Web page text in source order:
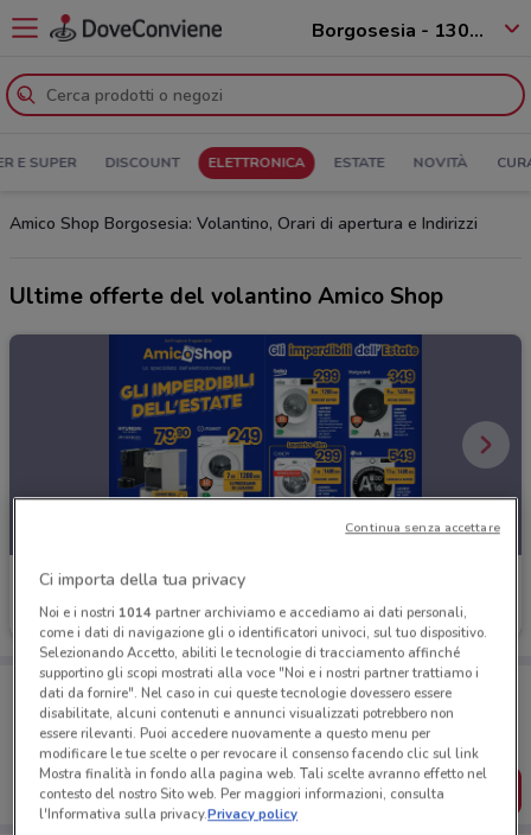
Borgosesia - 13011
E SUPER DISCOUNT ELETTRONICA ESTATE NOVITÀ
Amico Shop Borgosesia: Volantino, Orari di apertura e Indirizzi
Ultime offerte del volantino Amico Shop
Amico Shop
Scade il 31/08
Porta DoveConviene sempre con te!
Puoi trovare le migliori offerte dei negozi vicino a te,
salvarle e creare la tua lista del risparmio, comodamente
dal tuo cellulare.
SCARICA L’APP
Ci importa della tua privacy
Noi e i nostri 1014partner archiviamo e accediamo ai dati personali,
come i dati di navigazione gli o identificatori univoci, sul tuo dispositivo.
Selezionando Accetto, abiliti le tecnologie di tracciamento affinché
supportino gli scopi mostrati alla voce "Noi e i nostri partner trattiamo i
dati da fornire". Nel caso in cui queste tecnologie dovessero essere
disabilitate, alcuni contenuti e annunci visualizzati potrebbero non
essere rilevanti. Puoi accedere nuovamente a questo menu per
modificare le tue scelte o per revocare il consenso facendo clic sul link
Mostra finalità in fondo alla pagina web. Tali scelte avranno effetto nel
contesto del nostro Sito web. Per maggiori informazioni, consulta
l'Informativa sulla privacy.Privacy policy
Continua senza accettare